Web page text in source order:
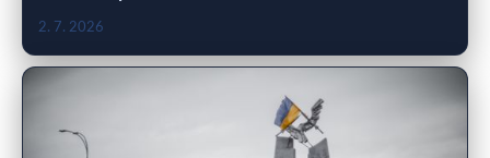
2. 7. 2026